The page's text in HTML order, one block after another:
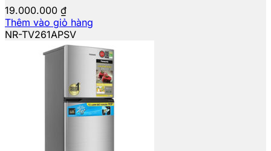
19.000.000 ₫
Thêm vào giỏ hàng
NR-TV261APSV